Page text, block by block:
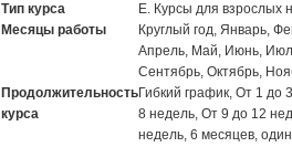
Тип курса
E. Курсы для взрослых
Месяцы работы
Круглый год, Январь,
Апрель, Май, Июнь,
Сентябрь, Октябрь,
Продолжительность
курса
Гибкий график, От 1 до
8 недель, От 9 до 12
недель, 6 месяцев,